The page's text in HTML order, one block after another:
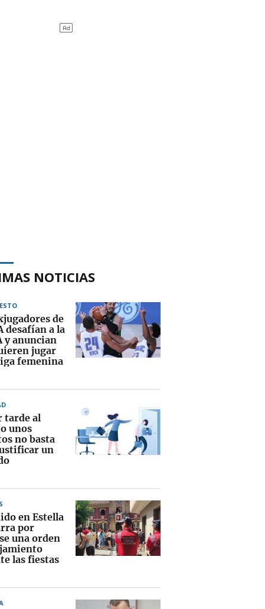
NOTICIAS
de
desafían a la
y anuncian
jugar
femenina
tarde al
unos
no basta
un
en Estella
por
una orden
las fiestas